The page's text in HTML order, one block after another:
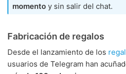
momento y sin salir del chat.
Fabricación de regalos
Desde el lanzamiento de los
usuarios de Telegram han